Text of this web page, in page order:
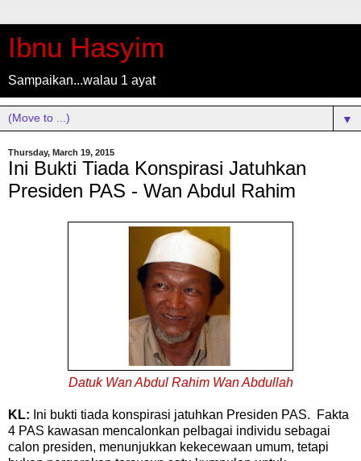
Ibnu Hasyim
Sampaikan...walau 1 ayat
▼
Thursday, March 19, 2015
Ini Bukti Tiada Konspirasi Jatuhkan
Presiden PAS - Wan Abdul Rahim
Datuk Wan Abdul Rahim Wan Abdullah
KL: Ini bukti tiada konspirasi jatuhkan Presiden PAS. Fakta
4 PAS kawasan mencalonkan pelbagai individu sebagai
calon presiden, menunjukkan kekecewaan umum, tetapi